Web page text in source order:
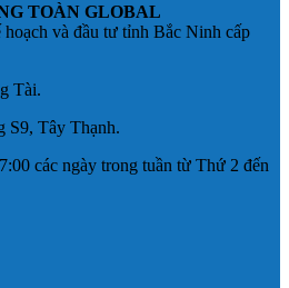
TOÀN GLOBAL
và đầu tư tỉnh Bắc Ninh cấp
Tài.
S9, Tây Thạnh.
các ngày trong tuần từ Thứ 2 đến